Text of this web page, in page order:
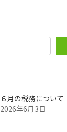
６月の税務について
2026年6月3日